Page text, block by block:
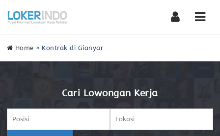
Home » Kontrak di Gianyar
Cari Lowongan Kerja